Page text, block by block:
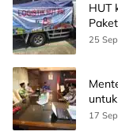
HUT
25
17